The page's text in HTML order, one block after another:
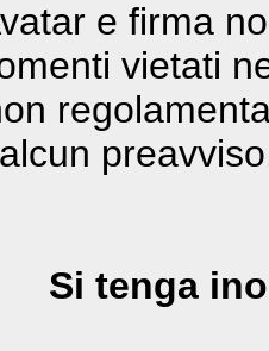
e firma
vietati
Si tenga